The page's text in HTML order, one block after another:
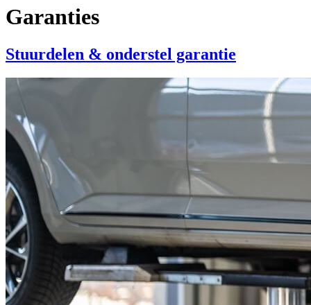
Garanties
Stuurdelen & onderstel garantie